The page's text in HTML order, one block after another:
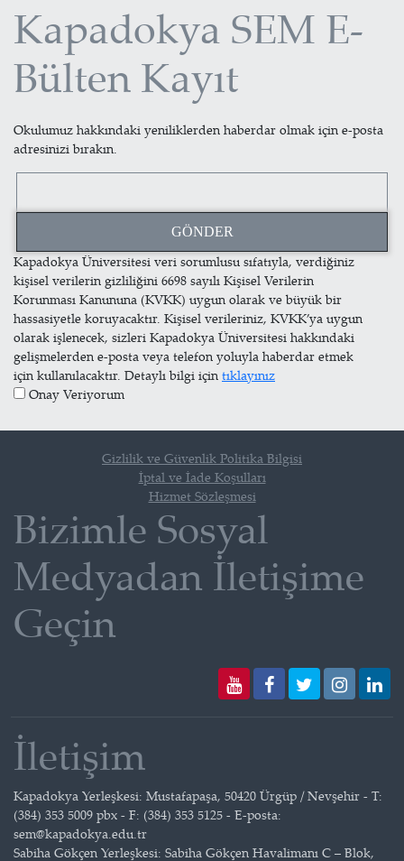
Kapadokya SEM E-
Bülten Kayıt
Okulumuz hakkındaki yeniliklerden haberdar olmak için e-posta
adresinizi bırakın.
Kapadokya Üniversitesi veri sorumlusu sıfatıyla, verdiğiniz
kişisel verilerin gizliliğini 6698 sayılı Kişisel Verilerin
Korunması Kanununa (KVKK) uygun olarak ve büyük bir
hassasiyetle koruyacaktır. Kişisel verileriniz, KVKK’ya uygun
olarak işlenecek, sizleri Kapadokya Üniversitesi hakkındaki
gelişmelerden e-posta veya telefon yoluyla haberdar etmek
için kullanılacaktır. Detaylı bilgi için tıklayınız
Onay Veriyorum
Gizlilik ve Güvenlik Politika Bilgisi
İptal ve İade Koşulları
Hizmet Sözleşmesi
Bizimle Sosyal
Medyadan İletişime
Geçin
İletişim
Kapadokya Yerleşkesi: Mustafapaşa, 50420 Ürgüp / Nevşehir - T:
(384) 353 5009 pbx - F: (384) 353 5125 - E-posta:
sem@kapadokya.edu.tr
Sabiha Gökçen Yerleşkesi: Sabiha Gökçen Havalimanı C – Blok,